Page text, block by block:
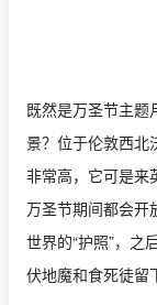
既然是万圣节主题
景？位于伦敦西北
非常高，它可是来
万圣节期间都会开
世界的“护照”，之
伏地魔和食死徒留